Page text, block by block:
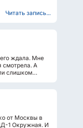
Читать запись...
ждала. Мне
смотрела. А
слишком
от Москвы в
1 Окружная. И